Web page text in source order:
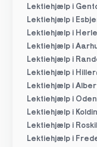
Lektiehjælp i
Lektiehjælp i
Lektiehjælp i
Lektiehjælp i
Lektiehjælp i
Lektiehjælp i
Lektiehjælp i
Lektiehjælp i
Lektiehjælp i
Lektiehjælp i
Lektiehjælp i